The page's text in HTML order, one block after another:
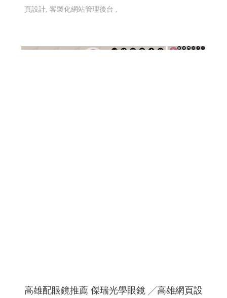
頁設計, 客製化網站管理後台 ,
高雄配眼鏡推薦 傑瑞光學眼鏡 ╱高雄網頁設